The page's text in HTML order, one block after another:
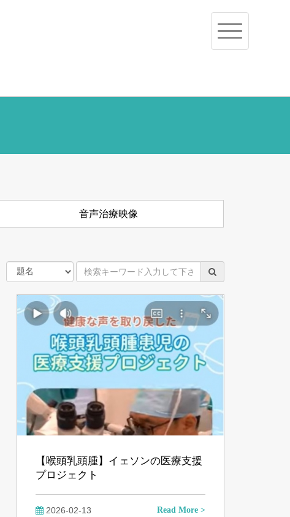
Toggle
navigation
音声治療映像
【喉頭乳頭腫】イェソンの医療支援
プロジェクト
2026-02-13 Read More >